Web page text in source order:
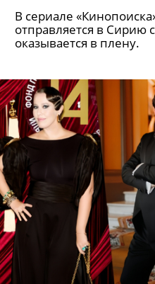
В сериале
отправляется в Сирию
оказывается в плену.